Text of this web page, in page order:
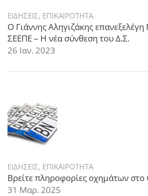
ΕΙΔΗΣΕΙΣ, ΕΠΙΚΑΙΡΟΤΗΤΑ
Ο Γιάννης Αληγιζάκης
ΣΕΕΠΕ – Η νέα σύνθεση του Δ.Σ.
26 Ιαν. 2023
ΕΙΔΗΣΕΙΣ, ΕΠΙΚΑΙΡΟΤΗΤΑ
Βρείτε πληροφορίες οχημάτων στο
31 Μαρ. 2025